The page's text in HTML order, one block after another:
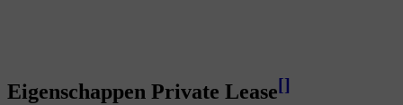
Eigenschappen Private Lease[]